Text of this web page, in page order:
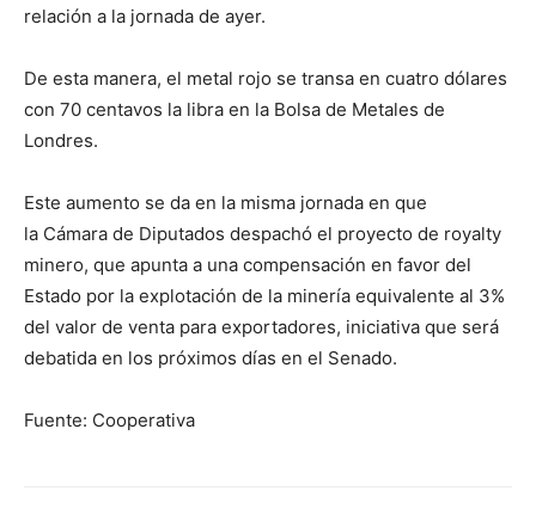
relación a la jornada de ayer.
De esta manera, el metal rojo se transa en cuatro dólares
con 70 centavos la libra en la Bolsa de Metales de
Londres.
Este aumento se da en la misma jornada en que
la Cámara de Diputados despachó el proyecto de royalty
minero, que apunta a una compensación en favor del
Estado por la explotación de la minería equivalente al 3%
del valor de venta para exportadores, iniciativa que será
debatida en los próximos días en el Senado.
Fuente: Cooperativa